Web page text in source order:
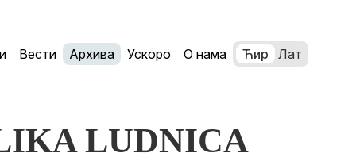
Вести Архива Ускоро О нама Ћир Лат
LUDNICA